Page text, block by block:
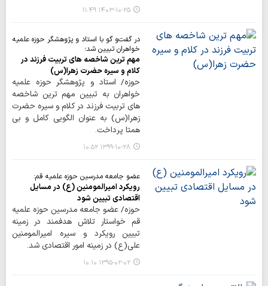
۱۴۰۳-۱۰-۲۵ ۱۱:۴۹
در گفت‌و گو با استاد و پژوهشگر حوزه علمیه
خواهران تبیین شد؛
مهم ترین شاخصه های تربیت فرزند در
کلام و سیره حضرت زهرا(س)
حوزه/ استاد و پژوهشگر حوزه علمیه
خواهران به تبیین مهم ترین شاخصه
های تربیت فرزند در کلام و سیره حضرت
زهرا(س) به عنوان الگویی کامل و بی
همتا پرداخت.
۱۳۹۹-۱۰-۲۸ ۱۰:۵۲
عضو جامعه مدرسین حوزه علمیه قم:
رویکرد امیرالمومنین (ع) در مسایل
اقتصادی تبیین شود
حوزه/ عضو جامعه مدرسین حوزه علمیه
قم خواستار تلاش هدفمند در زمینه
تبیین رویکرد و سیره امیرالمومنین
علی(ع) در زمینه امور اقتصادی شد.
۱۳۹۵-۰۲-۰۲ ۱۰:۱۰